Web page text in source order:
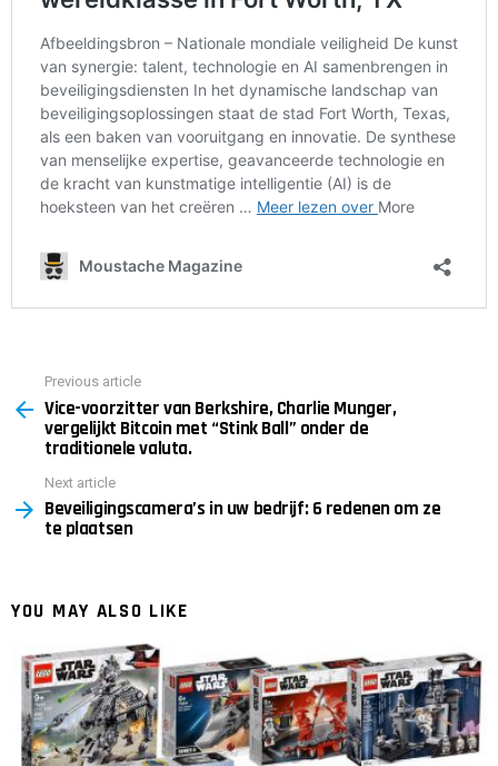
more
Previous article
Vice-voorzitter van Berkshire, Charlie Munger,
vergelijkt Bitcoin met “Stink Ball” onder de
traditionele valuta.
Next article
Beveiligingscamera’s in uw bedrijf: 6 redenen om ze
te plaatsen
YOU MAY ALSO LIKE